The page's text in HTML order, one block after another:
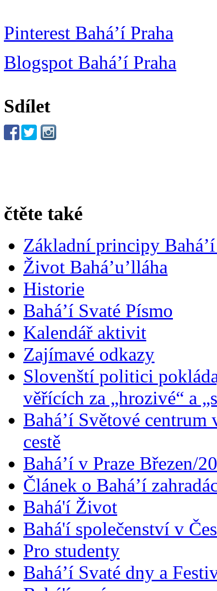
Pinterest Bahá’í Praha
Blogspot Bahá’í Praha
Sdílet
čtěte také
Základní principy
Život Bahá’u’lláha
Historie
Bahá’í Svaté Písmo
Kalendář aktivit
Zajímavé odkazy
Slovenští politici
věřících za „hrozivé“ a
Bahá’í Světové
cestě
Bahá’í v Praze Březen/
Článek o Bahá’í
Bahá'í Život
Bahá'í společenství v
Pro studenty
Bahá’í Svaté dny a